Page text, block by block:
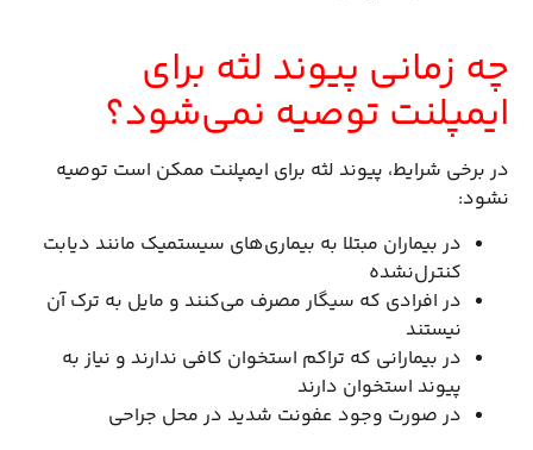
چه زمانی پیوند لثه برای
ایمپلنت توصیه نمی‌شود؟
در برخی شرایط، پیوند لثه برای ایمپلنت ممکن است توصیه
نشود:
در بیماران مبتلا به بیماری‌های سیستمیک مانند دیابت
کنترل‌نشده
در افرادی که سیگار مصرف می‌کنند و مایل به ترک آن
نیستند
در بیمارانی که تراکم استخوان کافی ندارند و نیاز به
پیوند استخوان دارند
در صورت وجود عفونت شدید در محل جراحی